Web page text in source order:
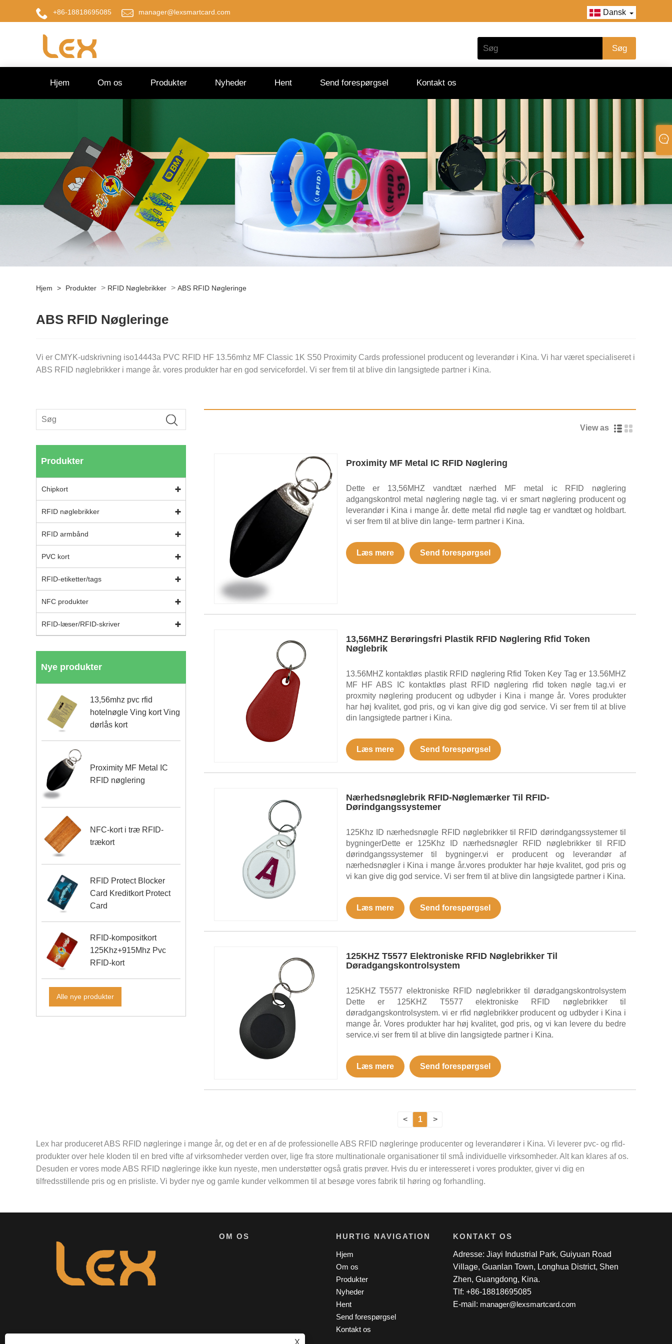
+86-18818695085 manager@lexsmartcard.com Dansk
Hjem Om os Produkter Nyheder Hent Send forespørgsel Kontakt os
Hjem > Produkter > RFID Nøglebrikker > ABS RFID Nøgleringe
ABS RFID Nøgleringe
Vi er CMYK-udskrivning iso14443a PVC RFID HF 13.56mhz MF Classic 1K S50 Proximity Cards professionel producent og leverandør i Kina. Vi har været specialiseret i
ABS RFID nøglebrikker i mange år. vores produkter har en god servicefordel. Vi ser frem til at blive din langsigtede partner i Kina.
Produkter
Chipkort
RFID nøglebrikker
RFID armbånd
PVC kort
RFID-etiketter/tags
NFC produkter
RFID-læser/RFID-skriver
Nye produkter
13,56mhz pvc rfid
hotelnøgle Ving kort Ving
dørlås kort
Proximity MF Metal IC
RFID nøglering
NFC-kort i træ RFID-
trækort
RFID Protect Blocker
Card Kreditkort Protect
Card
RFID-kompositkort
125Khz+915Mhz Pvc
RFID-kort
Alle nye produkter
View as
Proximity MF Metal IC RFID Nøglering
Dette er 13,56MHZ vandtæt nærhed MF metal ic RFID nøglering
adgangskontrol metal nøglering nøgle tag. vi er smart nøglering producent og
leverandør i Kina i mange år. dette metal rfid nøgle tag er vandtæt og holdbart.
vi ser frem til at blive din lange- term partner i Kina.
Læs mere Send forespørgsel
13,56MHZ Berøringsfri Plastik RFID Nøglering Rfid Token
Nøglebrik
13.56MHZ kontaktløs plastik RFID nøglering Rfid Token Key Tag er 13.56MHZ
MF HF ABS IC kontaktløs plast RFID nøglering rfid token nøgle tag.vi er
proxmity nøglering producent og udbyder i Kina i mange år. Vores produkter
har høj kvalitet, god pris, og vi kan give dig god service. Vi ser frem til at blive
din langsigtede partner i Kina.
Læs mere Send forespørgsel
Nærhedsnøglebrik RFID-Nøglemærker Til RFID-
Dørindgangssystemer
125Khz ID nærhedsnøgle RFID nøglebrikker til RFID dørindgangssystemer til
bygningerDette er 125Khz ID nærhedsnøgler RFID nøglebrikker til RFID
dørindgangssystemer til bygninger.vi er producent og leverandør af
nærhedsnøgler i Kina i mange år.vores produkter har høje kvalitet, god pris og
vi kan give dig god service. Vi ser frem til at blive din langsigtede partner i Kina.
Læs mere Send forespørgsel
125KHZ T5577 Elektroniske RFID Nøglebrikker Til
Døradgangskontrolsystem
125KHZ T5577 elektroniske RFID nøglebrikker til døradgangskontrolsystem
Dette er 125KHZ T5577 elektroniske RFID nøglebrikker til
døradgangskontrolsystem. vi er rfid nøglebrikker producent og udbyder i Kina i
mange år. Vores produkter har høj kvalitet, god pris, og vi kan levere du bedre
service.vi ser frem til at blive din langsigtede partner i Kina.
Læs mere Send forespørgsel
< 1 >
Lex har produceret ABS RFID nøgleringe i mange år, og det er en af ​​de professionelle ABS RFID nøgleringe producenter og leverandører i Kina. Vi leverer pvc- og rfid-
produkter over hele kloden til en bred vifte af virksomheder verden over, lige fra store multinationale organisationer til små individuelle virksomheder. Alt kan klares af os.
Desuden er vores mode ABS RFID nøgleringe ikke kun nyeste, men understøtter også gratis prøver. Hvis du er interesseret i vores produkter, giver vi dig en
tilfredsstillende pris og en prisliste. Vi byder nye og gamle kunder velkommen til at besøge vores fabrik til høring og forhandling.
X
OM OS HURTIG NAVIGATION
Hjem
Om os
Produkter
Nyheder
Hent
Send forespørgsel
Kontakt os
KONTAKT OS
Adresse: Jiayi Industrial Park, Guiyuan Road
Village, Guanlan Town, Longhua District, Shen
Zhen, Guangdong, Kina.
Tlf: +86-18818695085
E-mail: manager@lexsmartcard.com